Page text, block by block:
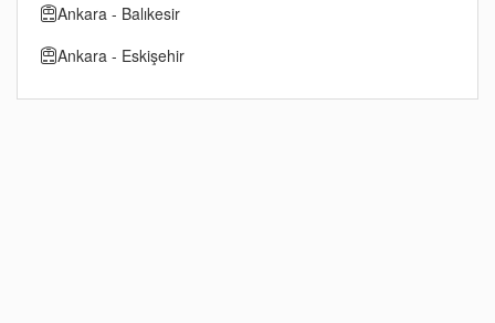
Ankara - Balıkesir
Ankara - Eskişehir